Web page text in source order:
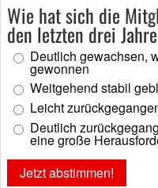
Wie hat sich die
den letzten drei
Deutlich gewachsen,
gewonnen
Weitgehend stabil
Leicht
Deutlich
eine große